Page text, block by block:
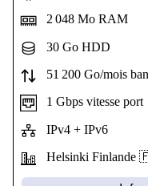
2 048 Mo RAM
30 Go HDD
51 200 Go/mois
1 Gbps vitesse port
IPv4 + IPv6
Helsinki